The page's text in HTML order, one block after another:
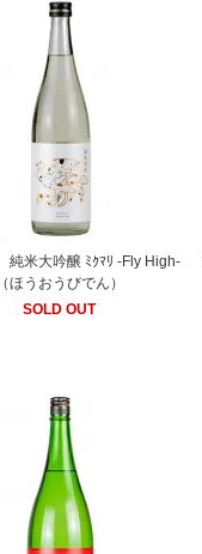
米大吟醸 ﾐｸﾏﾘ -Fly High-
（ほうおうびでん）
SOLD OUT